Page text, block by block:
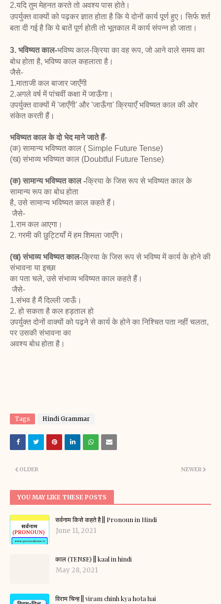
2.यदि तुम मेहनत करते तो अवश्य पास होते।
उपर्युक्त वाक्यों को पढ़कर ज्ञात होता है कि ये दोनों कार्य पूर्ण हुए। सिर्फ शर्त
बता दी गई है कि ये बातेंपूर्ण होती तो भूतकाल में कार्य संपन्न हो जाता।
3. भविष्यत काल-भविष्य काल-क्रिया का वह रूप, जो आने वाले समय का
बोध होता है, भविष्य काल कहलाता है।
जैसे-
1.माताजी कल बाजार जाएँगी
2.अगले वर्ष में पांचवीं कक्षा में जाऊँगा।
उपर्युक्त वाक्यों में 'जाएँगी' और 'जाऊँगा' क्रियाएँ भविष्यत काल की ओर
संकेत करती हैं।
भविष्यत काल के दो भेद माने जाते हैं-
(क) सामान्य भविष्यत काल ( Simple Future Tense)
(ख) संभाव्य भविष्यत काल (Doubtful Future Tense)
(क) सामान्य भविष्यत काल -क्रिया के जिस रूप से भविष्यत काल के
सामान्य रूप का बोध होता
है, उसे सामान्य भविष्यत काल कहते हैं।
जैसे-
1.राम कल आएगा।
2. गरमी की छुट्टियाँ में हम शिमला जाएँगे।
(ख) संभाव्य भविष्यत काल-क्रिया के जिस रूप से भविष्य में कार्य के होने की
संभावना या इच्छा
का पता चले, उसे संभाव्य भविष्यत काल कहते हैं।
जैसे-
1.संभव है मैं दिल्ली जाऊँ।
2. हो सकता है कल हड़ताल हो
उपर्युक्त दोनों वाक्यों को पढ़ने से कार्य के होने का निश्चित पता नहीं चलता,
पर उसकी संभावना का
अवश्य बोध होता है।
Tags Hindi Grammar
NEWER
OLDER
YOU MAY LIKE THESE POSTS
सर्वनाम किसे कहते है || Pronoun in Hindi
June 11, 2021
काल (TENSE) || kaal in hindi
May 28, 2021
विराम चिन्ह || viram chinh kya hota hai